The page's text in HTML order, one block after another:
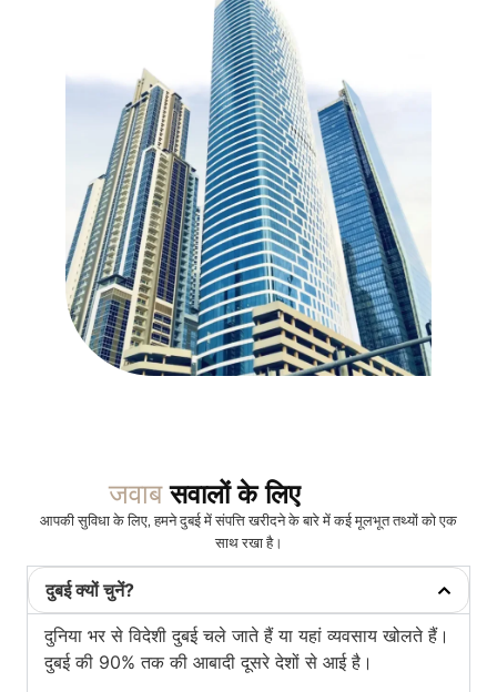
जवाबसवालों के लिए
आपकी सुविधा के लिए, हमने दुबई में संपत्ति खरीदने के बारे में कई मूलभूत तथ्यों को एक
साथ रखा है।
दुबई क्यों चुनें?
दुनिया भर से विदेशी दुबई चले जाते हैं या यहां व्यवसाय खोलते हैं।
दुबई की 90% तक की आबादी दूसरे देशों से आई है।